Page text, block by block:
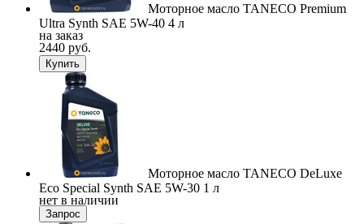
Моторное масло TANECO Premium
Ultra Synth SAE 5W-40 4 л
на заказ
2440 руб.
Купить
Моторное масло TANECO DeLuxe
Eco Special Synth SAE 5W-30 1 л
нет в наличии
Запрос